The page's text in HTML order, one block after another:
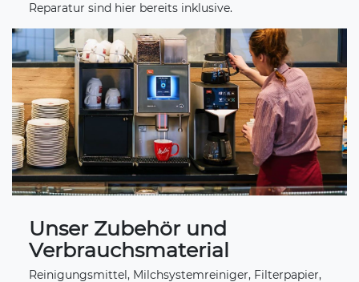
Reparatur sind hier bereits inklusive.
Unser Zubehör und
Verbrauchsmaterial
Reinigungsmittel, Milchsystemreiniger, Filterpapier,